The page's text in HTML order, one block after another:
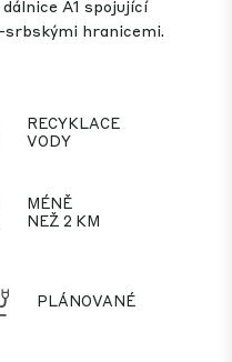
A1 spojující
srbskými hranicemi.
RECYKLACE
VODY
MÉNĚ
NEŽ 2 KM
PLÁNOVANÉ